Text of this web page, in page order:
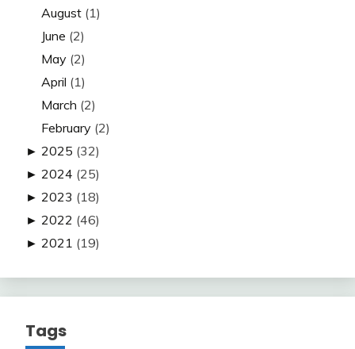
August (1)
June (2)
May (2)
April (1)
March (2)
February (2)
► 2025 (32)
► 2024 (25)
► 2023 (18)
► 2022 (46)
► 2021 (19)
Tags